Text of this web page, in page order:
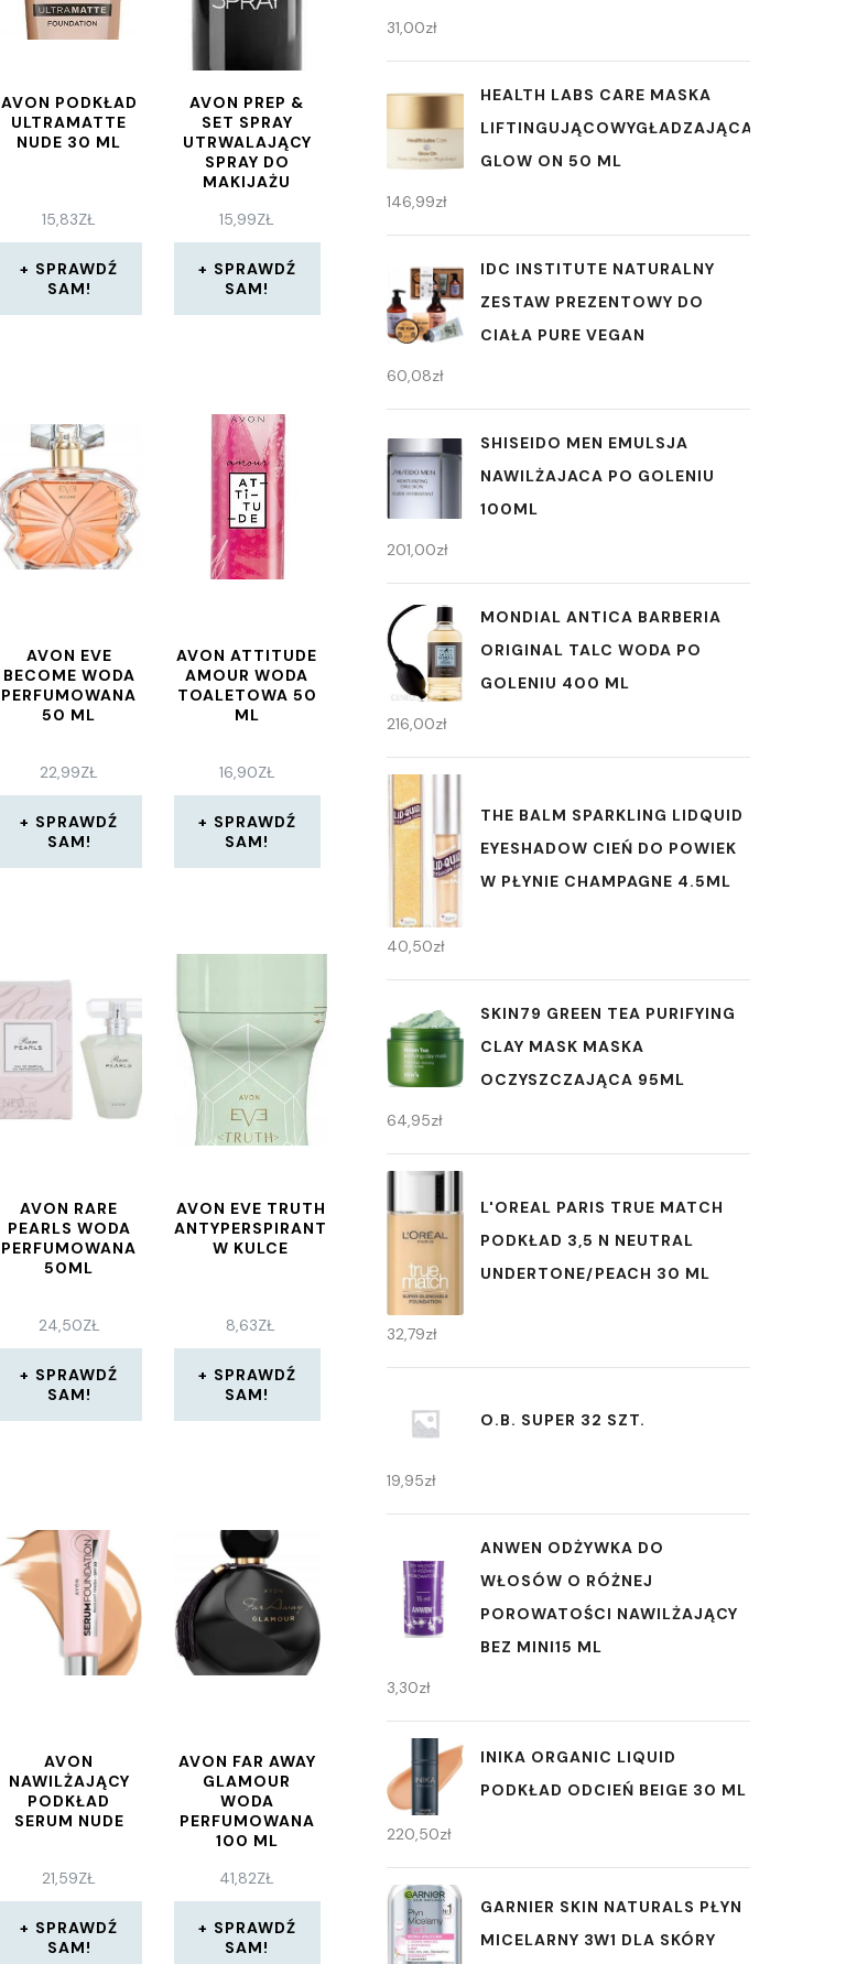
AVON PODKŁAD
ULTRAMATTE
NUDE 30 ML
15,83ZŁ
SPRAWDŹ
SAM!
AVON PREP &
SET SPRAY
UTRWALAJĄCY
SPRAY DO
MAKIJAŻU
15,99ZŁ
SPRAWDŹ
SAM!
AVON EVE
BECOME WODA
PERFUMOWANA
50 ML
22,99ZŁ
SPRAWDŹ
SAM!
AVON ATTITUDE
AMOUR WODA
TOALETOWA 50
ML
16,90ZŁ
SPRAWDŹ
SAM!
AVON RARE
PEARLS WODA
PERFUMOWANA
50ML
24,50ZŁ
SPRAWDŹ
SAM!
AVON EVE TRUTH
ANTYPERSPIRANT
W KULCE
8,63ZŁ
SPRAWDŹ
SAM!
AVON
NAWILŻAJĄCY
PODKŁAD
SERUM NUDE
21,59ZŁ
SPRAWDŹ
SAM!
AVON FAR AWAY
GLAMOUR
WODA
PERFUMOWANA
100 ML
41,82ZŁ
SPRAWDŹ
SAM!
31,00zł
HEALTH LABS CARE MASKA
LIFTINGUJĄCOWYGŁADZAJĄCA
GLOW ON 50 ML
146,99zł
IDC INSTITUTE NATURALNY
ZESTAW PREZENTOWY DO
CIAŁA PURE VEGAN
60,08zł
SHISEIDO MEN EMULSJA
NAWILŻAJACA PO GOLENIU
100ML
201,00zł
MONDIAL ANTICA BARBERIA
ORIGINAL TALC WODA PO
GOLENIU 400 ML
216,00zł
THE BALM SPARKLING LIDQUID
EYESHADOW CIEŃ DO POWIEK
W PŁYNIE CHAMPAGNE 4.5ML
40,50zł
SKIN79 GREEN TEA PURIFYING
CLAY MASK MASKA
OCZYSZCZAJĄCA 95ML
64,95zł
L'OREAL PARIS TRUE MATCH
PODKŁAD 3,5 N NEUTRAL
UNDERTONE/PEACH 30 ML
32,79zł
O.B. SUPER 32 SZT.
19,95zł
ANWEN ODŻYWKA DO
WŁOSÓW O RÓŻNEJ
POROWATOŚCI NAWILŻAJĄCY
BEZ MINI15 ML
3,30zł
INIKA ORGANIC LIQUID
PODKŁAD ODCIEŃ BEIGE 30 ML
220,50zł
GARNIER SKIN NATURALS PŁYN
MICELARNY 3W1 DLA SKÓRY